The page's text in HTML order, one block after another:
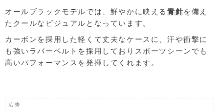
オールブラックモデルでは、鮮やかに映える青針を備え
たクールなビジュアルとなっています。
カーボンを採用した軽くて丈夫なケースに、汗や衝撃に
も強いラバーベルトを採用しておりスポーツシーンでも
高いパフォーマンスを発揮してくれます。
広告